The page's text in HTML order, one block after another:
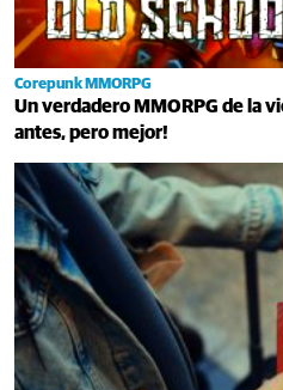
Corepunk MMORPG
Un verdadero MMORPG de la
antes, pero mejor!